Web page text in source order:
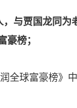
与贾国龙同
豪榜；
全球富豪榜》